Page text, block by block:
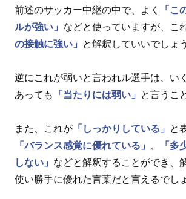
前述のサッカー中継の中で、よく
「こ
ルが強い」 などと使っていますが、こ
の接触に強い」
と解釈していいでしょ
逆にこれが弱いと言われル選手は、い
あっても
「当たりには弱い」 と言うこ
また、これが 「しっかりしている」
と
「バランス感覚に優れている」
「多
しない」 などと解釈することができ、
使い勝手に優れた言葉だと言えるでし